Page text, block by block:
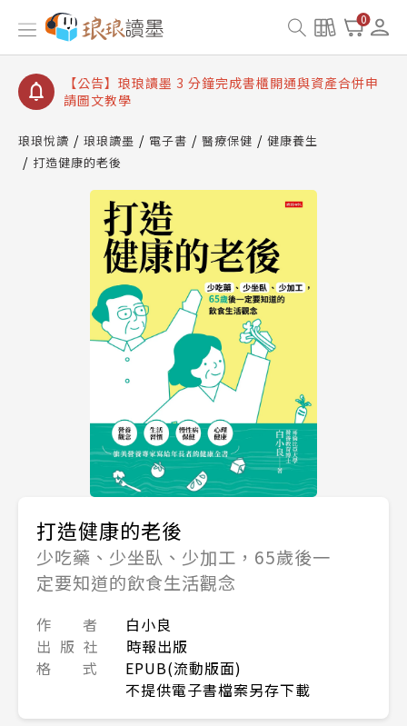
0
【公告】琅琅讀墨數位閱讀資產合併與書櫃開通申請
【公告】琅琅讀墨書櫃開通常見問題
【公告】琅琅讀墨 3 分鐘完成書櫃開通與資產合併申
請圖文教學
查詢
【公告】琅琅讀墨數位閱讀資產合併與書櫃開通申請
琅琅悅讀 琅琅讀墨 電子書 醫療保健
健康養生
打造健康的老後
打造健康的老後
少吃藥、少坐臥、少加工，65歲後一
定要知道的飲食生活觀念
作 者
白小良
出 版 社
時報出版
格 式
EPUB(流動版面)
不提供電子書檔案另存下載